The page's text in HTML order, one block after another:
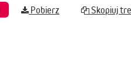
Pobierz Skopiuj